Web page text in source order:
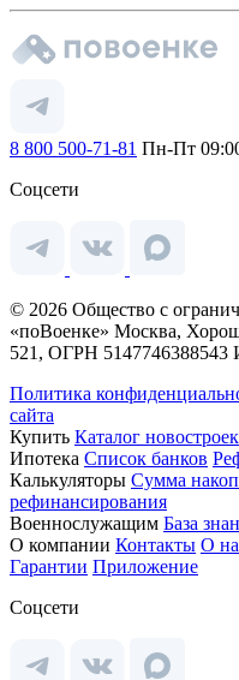
8 800 500-71-81 Пн-Пт
Соцсети
© 2026 Общество с
«поВоенке» Москва,
521, ОГРН 5147746388543
Политика
сайта
Купить Каталог новостроек
Ипотека Список банков
Калькуляторы Сумма
рефинансирования
Военнослужащим База
О компании Контакты О
Гарантии Приложение
Соцсети